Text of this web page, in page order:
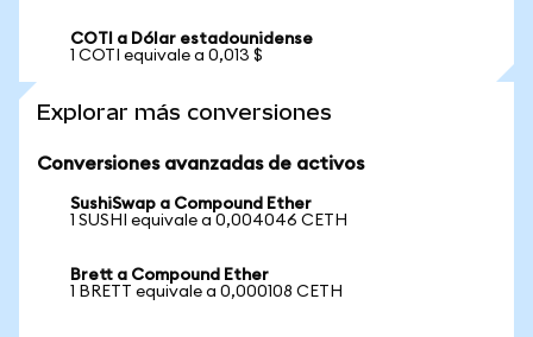
COTI a Dólar estadounidense
1 COTI equivale a 0,013 $
Explorar más conversiones
Conversiones avanzadas de activos
SushiSwap a Compound Ether
1 SUSHI equivale a 0,004046 CETH
Brett a Compound Ether
1 BRETT equivale a 0,000108 CETH